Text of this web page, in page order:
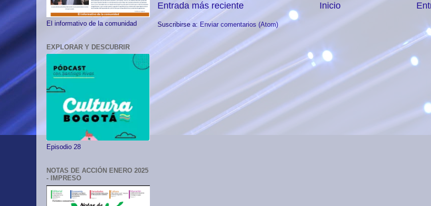
Entrada más reciente Inicio
Suscribirse a: Enviar comentarios (Atom)
El informativo de la comunidad
EXPLORAR Y DESCUBRIR
Episodio 28
NOTAS DE ACCIÓN ENERO 2025
- IMPRESO